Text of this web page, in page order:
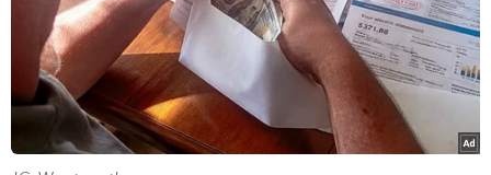
Theo dõi VietnamPlus